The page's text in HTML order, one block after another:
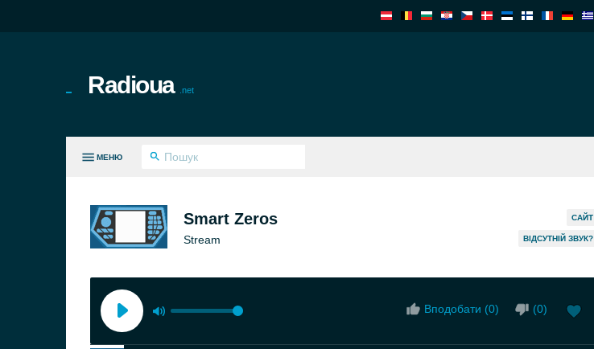
Radioua .net
МЕНЮ
Smart Zeros
Stream
САЙТ
ВІДСУТНІЙ ЗВУК?
Вподобати (0) (0)